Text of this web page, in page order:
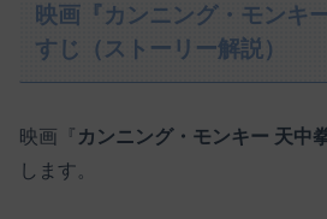
映画『カンニング・モンキ
すじ（ストーリー解説）
映画『 カンニング・モンキー 天中
します。